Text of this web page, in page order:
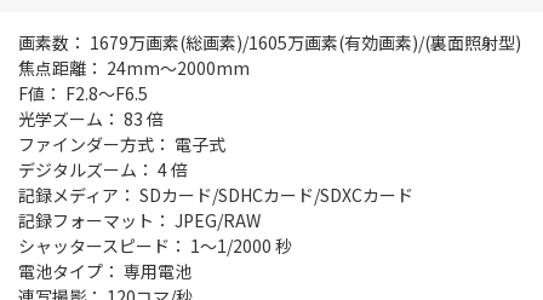
画素数： 1679万画素(総画素)/1605万画素(有効画素)/(裏面照射型)
焦点距離： 24mm～2000mm
F値： F2.8～F6.5
光学ズーム： 83 倍
ファインダー方式： 電子式
デジタルズーム： 4 倍
記録メディア： SDカード/SDHCカード/SDXCカード
記録フォーマット： JPEG/RAW
シャッタースピード： 1～1/2000 秒
電池タイプ： 専用電池